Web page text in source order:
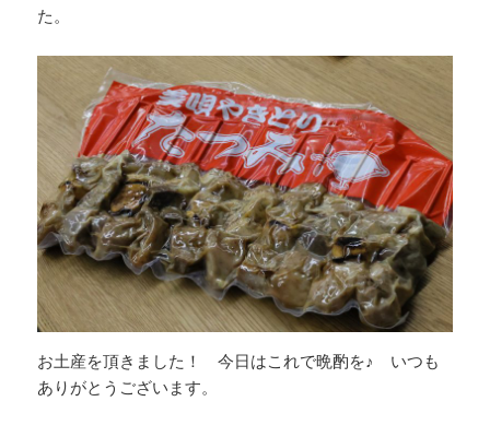
た。
お土産を頂きました！ 今日はこれで晩酌を♪ いつも
ありがとうございます。